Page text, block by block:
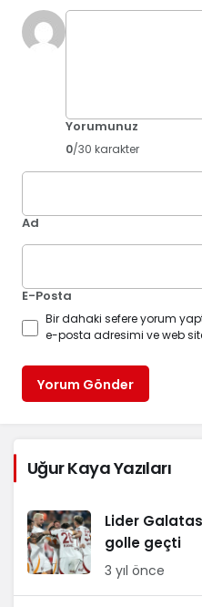
Yorumunuz
0/30 karakter
Ad
E-Posta
Bir dahaki sefere yorum
e-posta adresimi ve web
Yorum Gönder
Uğur Kaya Yazıları
Lider
golle geçti
3 yıl önce